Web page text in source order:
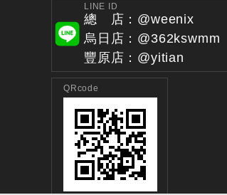
LINE ID
總 店：@weenix
烏日店：@362kswmm
豐原店：@yitian
QRcode